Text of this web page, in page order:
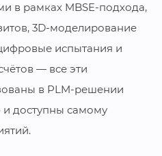
в рамках MBSE-подхода,
3D-моделирование
испытания и
— все эти
в PLM-решении
и доступны самому